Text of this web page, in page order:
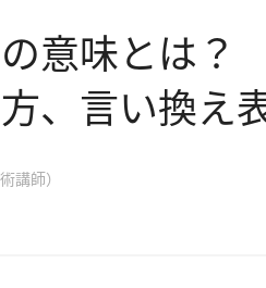
の意味とは？
、言い換え
講師）